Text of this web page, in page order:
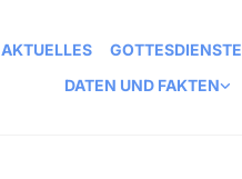
AKTUELLES GOTTESDIENSTE
DATEN UND FAKTEN